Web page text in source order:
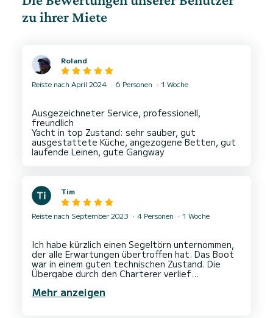
zu ihrer Miete
Roland
Reiste nach April 2024 6 Personen 1 Woche
Ausgezeichneter Service, professionell,
freundlich
Yacht in top Zustand: sehr sauber, gut
ausgestattete Küche, angezogene Betten, gut
Tim
Reiste nach September 2023 4 Personen 1 Woche
Ich habe kürzlich einen Segeltörn unternommen,
der alle Erwartungen übertroffen hat. Das Boot
war in einem guten technischen Zustand. Die
Übergabe durch den Charterer verlief
Komfort als auch Sicherheit im Vordergrund
standen. Während unserer Reise war die
Mehr anzeigen